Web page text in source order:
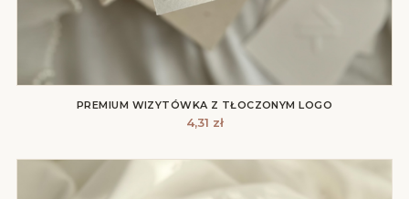
PREMIUM WIZYTÓWKA Z TŁOCZONYM LOGO
4,31 zł